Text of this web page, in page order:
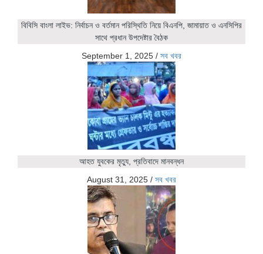
বিবিসি বাংলা লাইভ: নির্বাচন ও বর্তমান পরিস্থিতি নিয়ে বিএনপি, জামায়াত ও এনসিপির
সাথে প্রধান উপদেষ্টার বৈঠক
September 1, 2025 / সব খবর
আহত যুবকের মৃত্যু, প্রতিবাদে মানবন্ধন
August 31, 2025 / সব খবর